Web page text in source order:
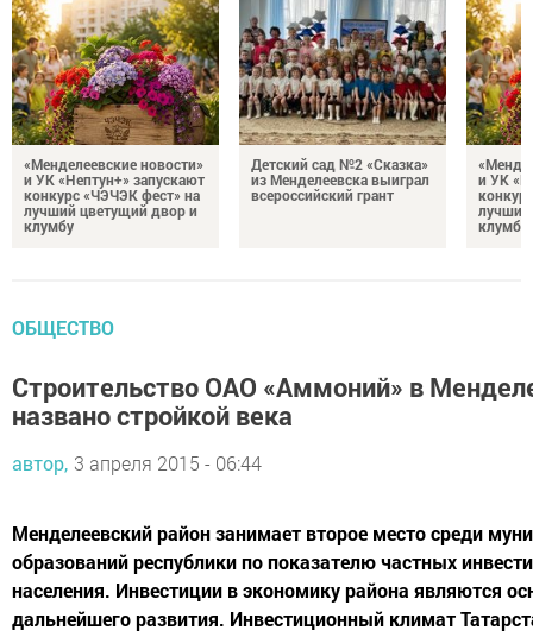
«Менделеевские новости»
и УК «Нептун+» запускают
конкурс «ЧЭЧЭК фест» на
лучший цветущий двор и
клумбу
Детский сад №2 «Сказка»
из Менделеевска выиграл
всероссийский грант
и УК
лучший
клумбу
ОБЩЕСТВО
Cтроительство ОАО «Аммоний» в
названо стройкой века
автор, 3 апреля 2015 - 06:44
Менделеевский район занимает второе место среди
образований республики по показателю частных
населения. Инвестиции в экономику района являются
дальнейшего развития. Инвестиционный климат